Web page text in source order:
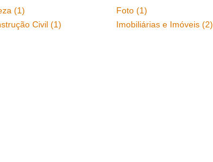
(1)
Civil (1)
Foto (1)
Imobiliárias e Imóveis (2)